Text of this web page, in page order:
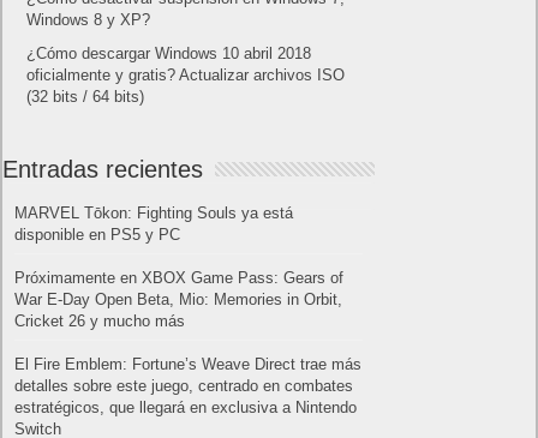
Windows 8 y XP?
¿Cómo descargar Windows 10 abril 2018
oficialmente y gratis? Actualizar archivos ISO
(32 bits / 64 bits)
Entradas recientes
MARVEL Tōkon: Fighting Souls ya está
disponible en PS5 y PC
Próximamente en XBOX Game Pass: Gears of
War E-Day Open Beta, Mio: Memories in Orbit,
Cricket 26 y mucho más
El Fire Emblem: Fortune’s Weave Direct trae más
detalles sobre este juego, centrado en combates
estratégicos, que llegará en exclusiva a Nintendo
Switch